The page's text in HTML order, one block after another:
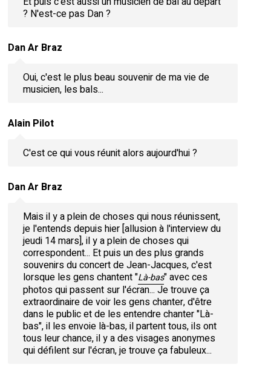
? N'est-ce pas Dan ?
Dan Ar Braz
Oui, c'est le plus beau souvenir de ma vie de
musicien, les bals...
Alain Pilot
C'est ce qui vous réunit alors aujourd'hui ?
Dan Ar Braz
Mais il y a plein de choses qui nous réunissent,
je l'entends depuis hier [allusion à l'interview du
jeudi 14 mars], il y a plein de choses qui
correspondent... Et puis un des plus grands
souvenirs du concert de Jean-Jacques, c'est
lorsque les gens chantent "Là-bas" avec ces
photos qui passent sur l'écran... Je trouve ça
extraordinaire de voir les gens chanter, d'être
dans le public et de les entendre chanter "Là-
bas", il les envoie là-bas, il partent tous, ils ont
tous leur chance, il y a des visages anonymes
qui défilent sur l'écran, je trouve ça fabuleux...